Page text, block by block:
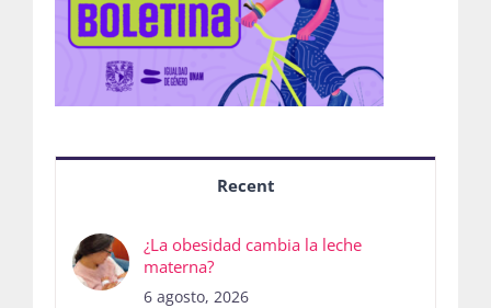
Recent
¿La obesidad cambia la leche
materna?
6 agosto, 2026